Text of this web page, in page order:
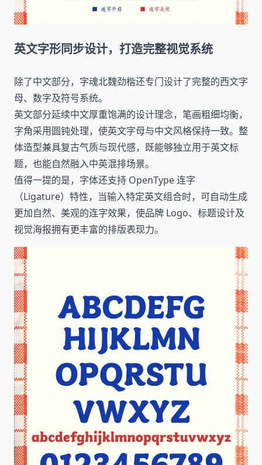
英文字形同步设计，打造完整视觉系统
除了中文部分，字魂北魏劲楷还专门设计了完整的西文字
母、数字及符号系统。
英文部分延续中文厚重饱满的设计理念，笔画粗细均衡，
字角采用圆钝处理，使英文字母与中文风格保持一致。整
体造型兼具复古气质与现代感，既能够独立用于英文标
题，也能自然融入中英混排场景。
值得一提的是，字体还支持 OpenType 连字
（Ligature）特性，当输入特定英文组合时，可自动生成
更加自然、美观的连字效果，使品牌 Logo、标题设计及
视觉海报拥有更丰富的排版表现力。